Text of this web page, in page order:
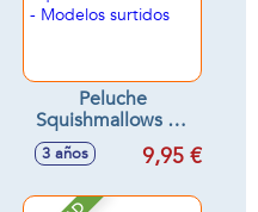
Peluche
Squishmallows 20
cm - Modelos
surtidos
3 años 9,95 €